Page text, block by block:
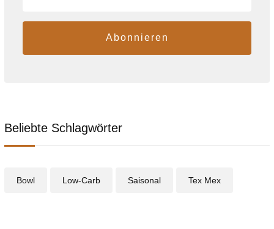
Abonnieren
Beliebte Schlagwörter
Bowl Low-Carb Saisonal Tex Mex